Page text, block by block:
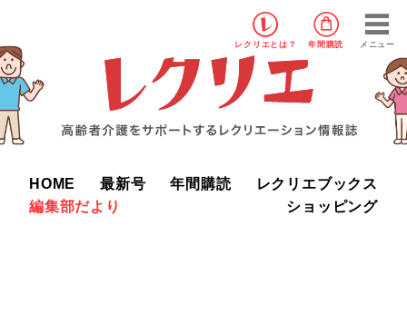
レクリエ とは？ 年間購読 メニュー
HOME 最新号 年間購読
レクリエブックス
編集部だより
ショッピング